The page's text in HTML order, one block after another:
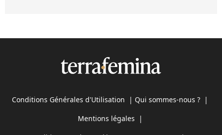
Conditions Générales d'Utilisation | Qui sommes-nous ? |
Mentions légales |